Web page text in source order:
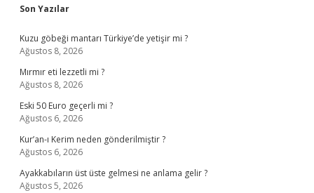
Sidebar
Son Yazılar
Kuzu göbeği mantarı Türkiye’de yetişir mi ?
Ağustos 8, 2026
Mırmır eti lezzetli mi ?
Ağustos 8, 2026
Eski 50 Euro geçerli mi ?
Ağustos 6, 2026
Kur’an-ı Kerim neden gönderilmiştir ?
Ağustos 6, 2026
Ayakkabıların üst üste gelmesi ne anlama gelir ?
Ağustos 5, 2026